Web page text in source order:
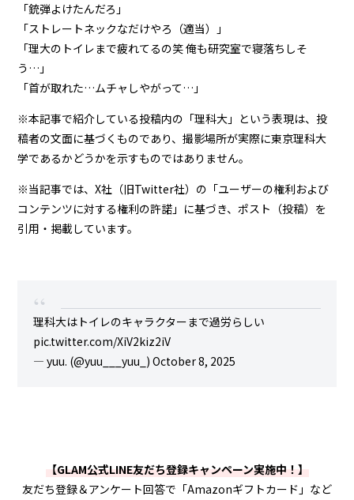
「銃弾よけたんだろ」
「ストレートネックなだけやろ（適当）」
「理大のトイレまで疲れてるの笑 俺も研究室で寝落ちしそ
う…」
「首が取れた…ムチャしやがって…」
※本記事で紹介している投稿内の「理科大」という表現は、投
稿者の文面に基づくものであり、撮影場所が実際に東京理科大
学であるかどうかを示すものではありません。
※当記事では、X社（旧Twitter社）の「ユーザーの権利および
コンテンツに対する権利の許諾 」に基づき、ポスト（投稿）を
引用・掲載しています。
理科大はトイレのキャラクターまで過労らしい
pic.twitter.com/XiV2kiz2iV
— yuu. (@yuu___yuu_)October 8, 2025
【GLAM公式LINE友だち登録キャンペーン実施中！】
友だち登録＆アンケート回答で「Amazonギフトカード」など